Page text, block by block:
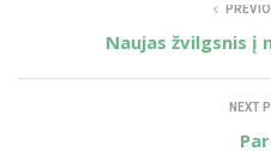
Naujas žvilgsnis į
NEXT